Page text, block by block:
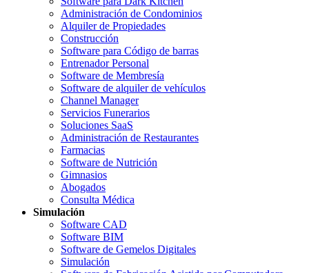
Administración de Condominios
Alquiler de Propiedades
Construcción
Software para Código de barras
Entrenador Personal
Software de Membresía
Software de alquiler de vehículos
Channel Manager
Servicios Funerarios
Soluciones SaaS
Administración de Restaurantes
Farmacias
Software de Nutrición
Gimnasios
Abogados
Consulta Médica
Simulación
Software CAD
Software BIM
Software de Gemelos Digitales
Simulación